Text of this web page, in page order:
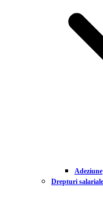
Adeziune
Drepturi salariale